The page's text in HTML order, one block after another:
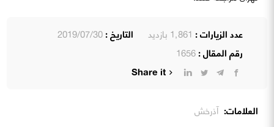
عدد الزيارات :
التاريخ :2019/07/30
رقم المقال :1656
Share it
العلامات: آذرخش